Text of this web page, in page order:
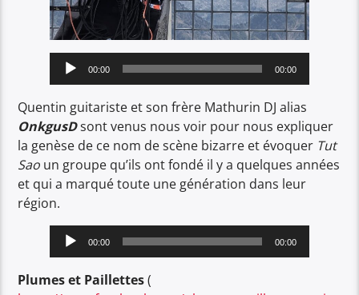
Lecteur
audio
00:00 00:00
Quentin guitariste et son frère Mathurin DJ alias
OnkgusDsont venus nous voir pour nous expliquer
la genèse de ce nom de scène bizarre et évoquer Tut
Sao un groupe qu’ils ont fondé il y a quelques années
et qui a marqué toute une génération dans leur
région.
Lecteur
audio
00:00 00:00
Plumes et Paillettes(